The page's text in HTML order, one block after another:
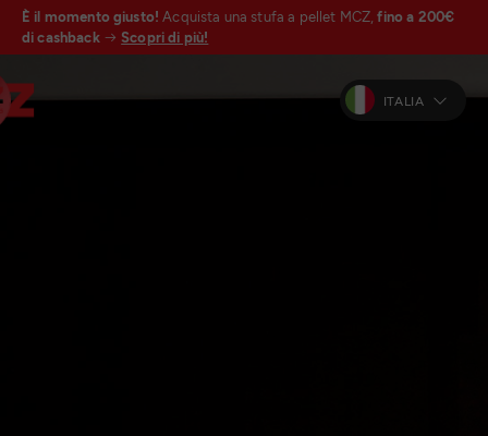
È il momento giusto! Acquista una stufa a pellet MCZ, fino a 200€
di cashback
Scopri di più!
ITALIA